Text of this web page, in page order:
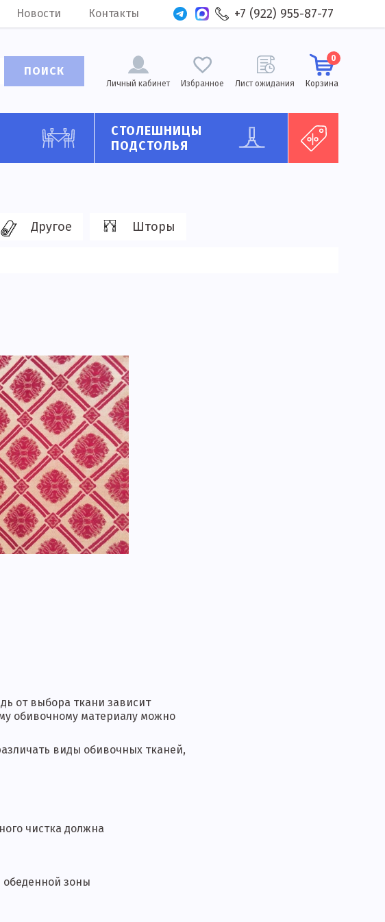
Новости Контакты +7 (922) 955-87-77
ПОИСК
Личный кабинет Избранное Лист ожидания Корзина
0
СТОЛЕШНИЦЫ
ПОДСТОЛЬЯ
Другое Шторы
от выбора ткани зависит
обивочному материалу можно
виды обивочных тканей,
чистка должна
зоны